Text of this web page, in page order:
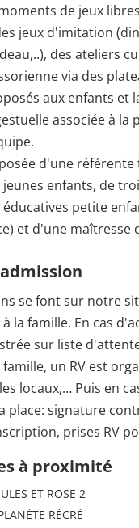
de jeux
jeux d'imitation
des ateliers
via des
aux enfants et
associée à la
d'une
enfants, de
petite
et d'une maîtresse
se font sur notre
la famille. En cas
sur liste
un RV est
locaux,… Puis en
place: signature
prises RV
à proximité
ET ROSE 2
RÉCRÉ